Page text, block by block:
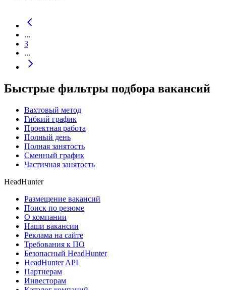
...
3
...
Быстрые фильтры подбора вакансий
Вахтовый метод
Гибкий график
Проектная работа
Полный день
Полная занятость
Сменный график
Частичная занятость
HeadHunter
Размещение вакансий
Поиск по резюме
О компании
Наши вакансии
Реклама на сайте
Требования к ПО
Безопасный HeadHunter
HeadHunter API
Партнерам
Инвесторам